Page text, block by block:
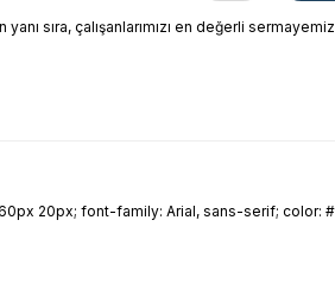
sıra, çalışanlarımızı en değerli
20px; font-family: Arial, sans-serif;